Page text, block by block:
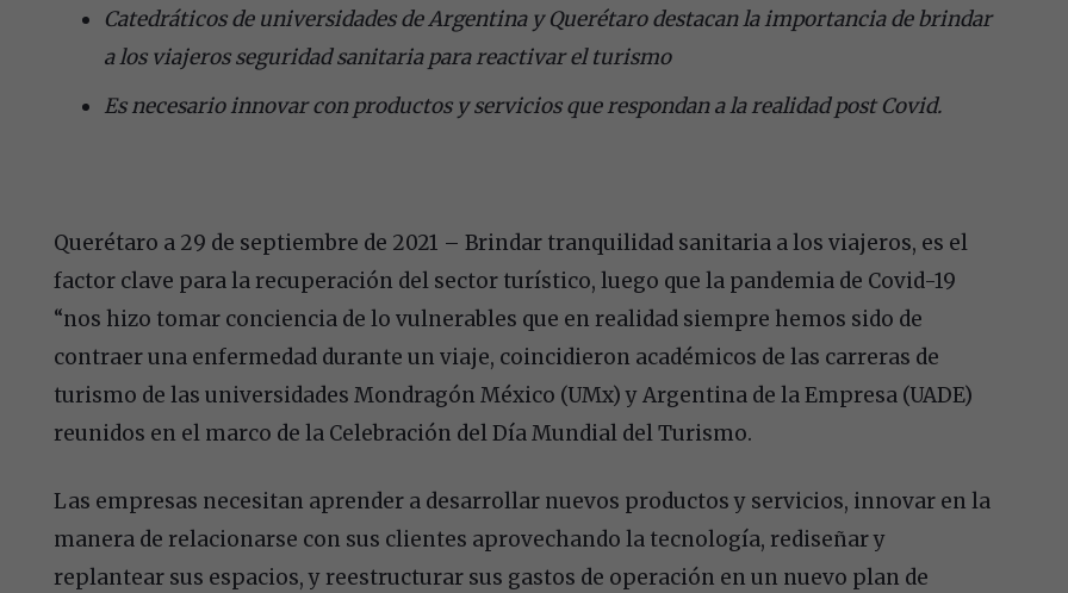
Catedráticos de universidades de Argentina y Querétaro destacan la importancia de brindar
a los viajeros seguridad sanitaria para reactivar el turismo
Es necesario innovar con productos y servicios que respondan a la realidad post Covid.
Querétaro a 29 de septiembre de 2021 – Brindar tranquilidad sanitaria a los viajeros, es el
factor clave para la recuperación del sector turístico, luego que la pandemia de Covid-19
“nos hizo tomar conciencia de lo vulnerables que en realidad siempre hemos sido de
contraer una enfermedad durante un viaje, coincidieron académicos de las carreras de
turismo de las universidades Mondragón México (UMx) y Argentina de la Empresa (UADE)
reunidos en el marco de la Celebración del Día Mundial del Turismo.
Las empresas necesitan aprender a desarrollar nuevos productos y servicios, innovar en la
manera de relacionarse con sus clientes aprovechando la tecnología, rediseñar y
replantear sus espacios, y reestructurar sus gastos de operación en un nuevo plan de